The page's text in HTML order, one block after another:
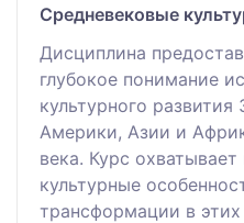
Средневековые
Дисциплина
глубокое понимание
культурного
Америки, Азии и
века. Курс
культурные
трансформации в